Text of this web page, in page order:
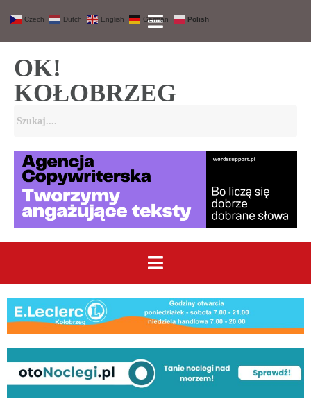
OK!
KOŁOBRZEG
Czech Dutch English German Polish